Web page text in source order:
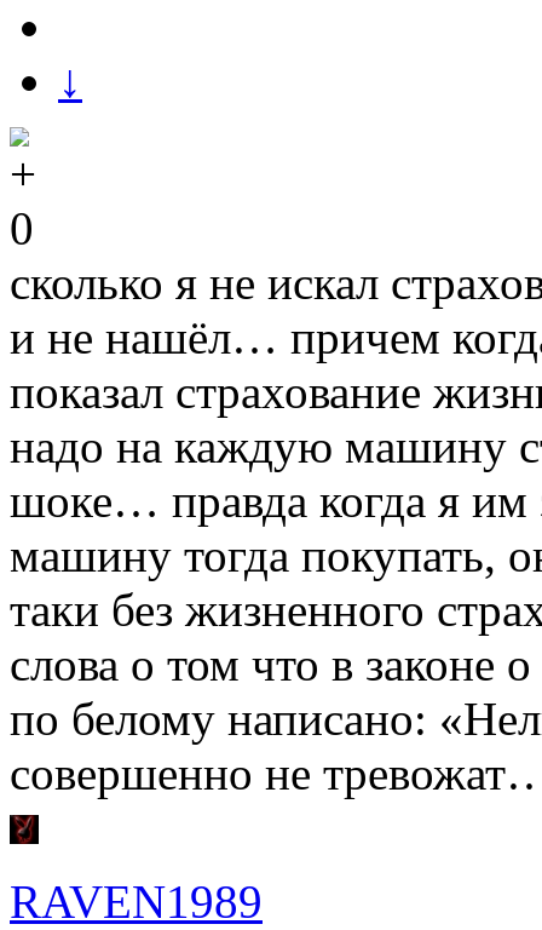
↓
0
сколько я не искал
и не нашёл… причем
показал страхование
надо на каждую машину
шоке… правда когда я им
машину тогда покупать,
таки без жизненного
слова о том что в законе
по белому написано:
совершенно не
RAVEN1989